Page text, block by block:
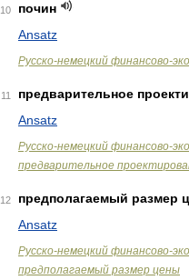
10
почин
Ansatz
Русско-немецкий финансово-
11
предварительное
Ansatz
Русско-немецкий финансово-
предварительное
12
предполагаемый размер
Ansatz
Русско-немецкий финансово-
предполагаемый размер цены